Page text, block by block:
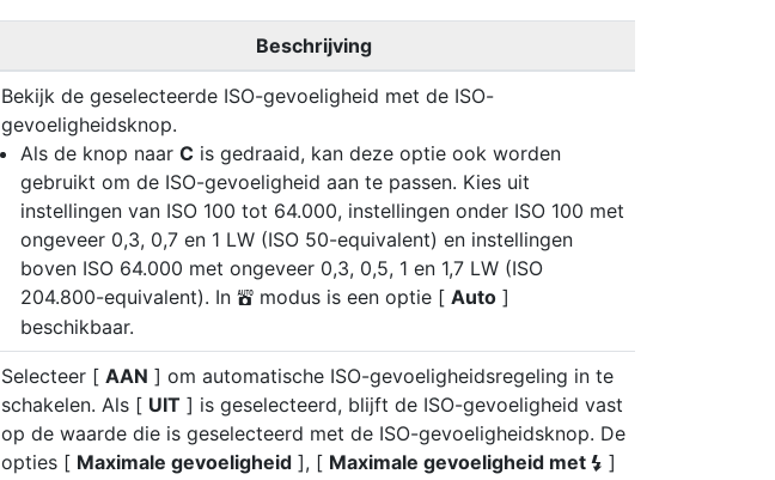
Beschrijving
Bekijk de geselecteerde ISO-gevoeligheid met de ISO-
gevoeligheidsknop.
Als de knop naar C is gedraaid, kan deze optie ook worden
gebruikt om de ISO-gevoeligheid aan te passen. Kies uit
instellingen van ISO 100 tot 64.000, instellingen onder ISO 100 met
ongeveer 0,3, 0,7 en 1 LW (ISO 50-equivalent) en instellingen
boven ISO 64.000 met ongeveer 0,3, 0,5, 1 en 1,7 LW (ISO
204.800-equivalent). In b modus is een optie [ Auto ]
beschikbaar.
Selecteer [ AAN ] om automatische ISO-gevoeligheidsregeling in te
schakelen. Als [ UIT ] is geselecteerd, blijft de ISO-gevoeligheid vast
op de waarde die is geselecteerd met de ISO-gevoeligheidsknop. De
opties [ Maximale gevoeligheid ], [ Maximale gevoeligheid met c ]